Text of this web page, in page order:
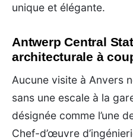
unique et élégante.
Antwerp Central
architecturale à
Aucune visite à Anvers
sans une escale à la
désignée comme l’une
Chef-d’œuvre